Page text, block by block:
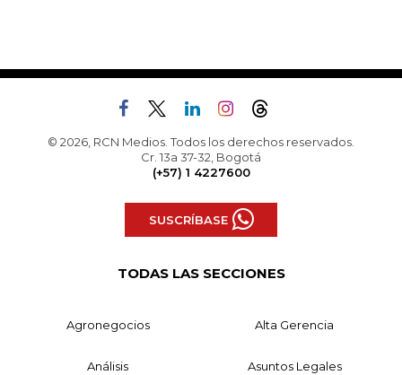
© 2026, RCN Medios. Todos los derechos reservados.
Cr. 13a 37-32, Bogotá
(+57) 1 4227600
SUSCRÍBASE
TODAS LAS SECCIONES
Agronegocios Alta Gerencia
Análisis Asuntos Legales